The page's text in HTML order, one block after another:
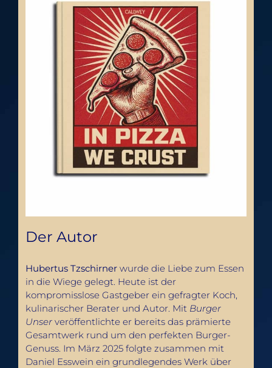
Der Autor
Hubertus Tzschirnerwurde die Liebe zum Essen
in die Wiege gelegt. Heute ist der
kompromisslose Gastgeber ein gefragter Koch,
kulinarischer Berater und Autor. Mit Burger
Unser veröffentlichte er bereits das prämierte
Gesamtwerk rund um den perfekten Burger-
Genuss. Im März 2025 folgte zusammen mit
Daniel Esswein ein grundlegendes Werk über